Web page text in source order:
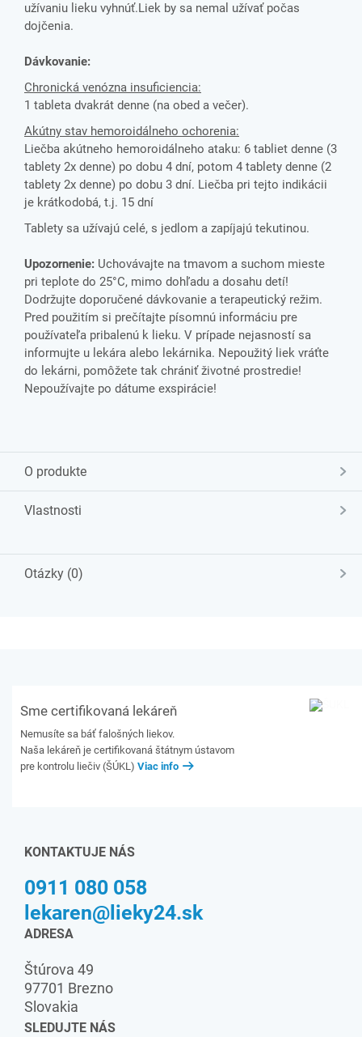
užívaniu lieku vyhnúť.Liek by sa nemal užívať počas
dojčenia.
Dávkovanie:
Chronická venózna insuficiencia:
1 tableta dvakrát denne (na obed a večer).
Akútny stav hemoroidálneho ochorenia:
Liečba akútneho hemoroidálneho ataku: 6 tabliet denne (3
tablety 2x denne) po dobu 4 dní, potom 4 tablety denne (2
tablety 2x denne) po dobu 3 dní. Liečba pri tejto indikácii
je krátkodobá, t.j. 15 dní
Tablety sa užívajú celé, s jedlom a zapíjajú tekutinou.
Upozornenie: Uchovávajte na tmavom a suchom mieste
pri teplote do 25°C, mimo dohľadu a dosahu detí!
Dodržujte doporučené dávkovanie a terapeutický režim.
Pred použitím si prečítajte písomnú informáciu pre
používateľa pribalenú k lieku. V prípade nejasností sa
informujte u lekára alebo lekárnika. Nepoužitý liek vráťte
do lekárni, pomôžete tak chrániť životné prostredie!
Nepoužívajte po dátume exspirácie!
O produkte
Vlastnosti
Otázky (0)
Sme certifikovaná lekáreň
Nemusíte sa báť falošných liekov.
Naša lekáreň je certifikovaná štátnym ústavom
pre kontrolu liečiv (ŠÚKL) Viac info
KONTAKTUJE NÁS
0911 080 058
lekaren@lieky24.sk
ADRESA
Štúrova 49
97701 Brezno
Slovakia
SLEDUJTE NÁS